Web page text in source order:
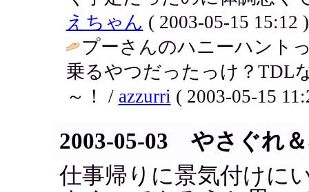
えちゃん ( 2003-05-15 15:12 )
プーさんのハニーハント
乗るやつだったっけ？TDL
～！ / azzurri ( 2003-05-15
2003-05-03 やさぐれ
仕事帰りに景気付けに